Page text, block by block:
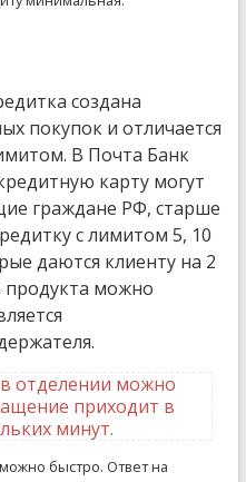
создана
покупок и отличается
В Почта Банк
карту могут
граждане РФ, старше
с лимитом 5, 10
даются клиенту на 2
продукта можно
быстро. Ответ на